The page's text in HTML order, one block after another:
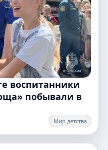
воспитанники
побывали в
Мир детства